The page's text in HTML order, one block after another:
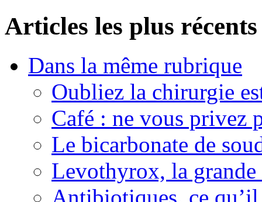
Articles les plus récents
Dans la même rubrique
Oubliez la chirurgie
Café : ne vous privez
Le bicarbonate de
Levothyrox, la
Antibiotiques, ce